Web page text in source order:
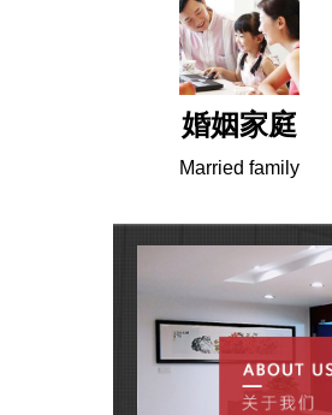
婚姻家庭
Married family